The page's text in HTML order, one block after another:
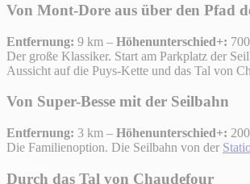
Von Mont-Dore aus über den Pfad
Entfernung: 9 km – Höhenunterschied+:
Der große Klassiker. Start am Parkplatz der
Aussicht auf die Puys-Kette und das Tal von
Von Super-Besse mit der Seilbahn
Entfernung: 3 km – Höhenunterschied+:
Die Familienoption. Die Seilbahn von der
Durch das Tal von Chaudefour